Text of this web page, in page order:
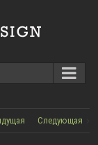
Следующая